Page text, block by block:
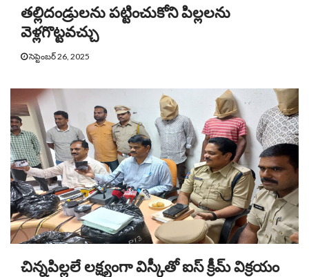
తల్లిదండ్రులను పట్టించుకోని పిల్లలను
వెళ్లగొట్టవచ్చు
సెప్టెంబర్ 26, 2025
చిన్నపిల్లలే లక్ష్యంగా విస్కీతో ఐస్ క్రీమ్ విక్రయం